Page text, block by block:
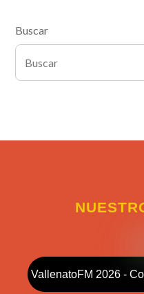
Buscar
VallenatoFM 2026 -